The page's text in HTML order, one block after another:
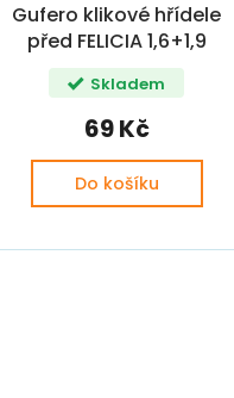
Gufero klikové hřídele
před FELICIA 1,6+1,9
32x47x10 (026103085F,
028103085, 068103085A,
068103085H)
Skladem
69 Kč
Do košíku